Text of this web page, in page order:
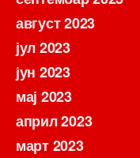
август 2023
јул 2023
јун 2023
мај 2023
април 2023
март 2023